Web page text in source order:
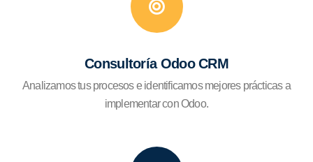
Consultoría Odoo CRM
Analizamos tus procesos e identificamos mejores prácticas a
implementar con Odoo.